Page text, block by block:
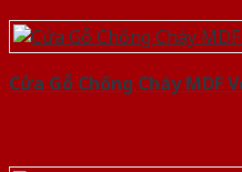
Cửa Gỗ Chống Cháy MDF